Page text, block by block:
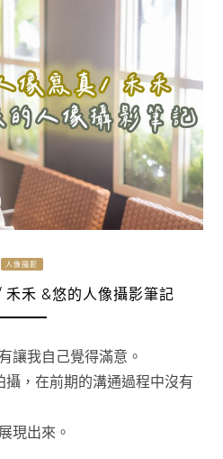
人像攝影
禾 &悠的人像攝影筆記
讓我自己覺得滿意。
，在前期的溝通過程中沒有
現出來。